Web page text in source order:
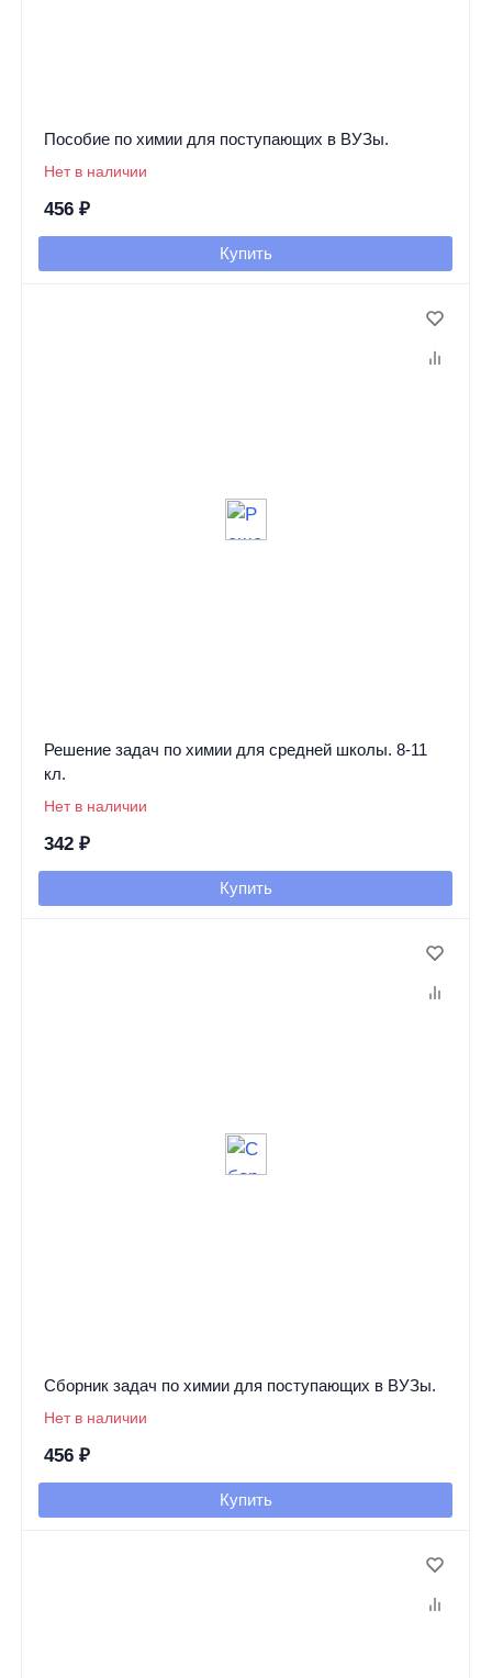
Пособие по химии для поступающих в ВУЗы.
Нет в наличии
456 ₽
Купить
Решение задач по химии для средней школы. 8-11
кл.
Нет в наличии
342 ₽
Купить
Сборник задач по химии для поступающих в ВУЗы.
Нет в наличии
456 ₽
Купить